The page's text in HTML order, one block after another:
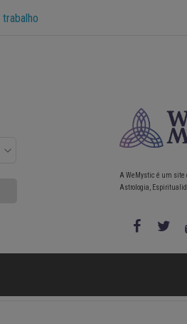
A WeMystic é um site
Astrologia,